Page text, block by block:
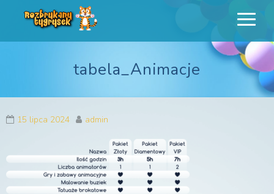
Rozbrykany
Tygrysek
Profesjonalne animacje urodzinowe dla dzieci
tabela_Animacje
15 lipca 2024 admin